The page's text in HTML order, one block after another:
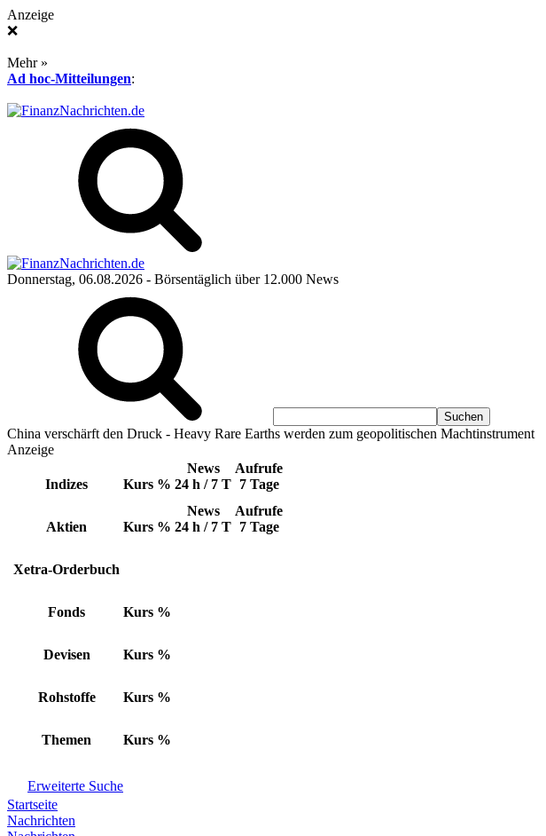
Anzeige
❌
Mehr »
Ad hoc-Mitteilungen:
Donnerstag, 06.08.2026 - Börsentäglich über 12.000 News
China verschärft den Druck - Heavy Rare Earths werden zum geopolitischen Machtinstrument
Anzeige
Indizes Kurs %
News
24 h / 7 T
Aufrufe
7 Tage
Aktien Kurs %
News
24 h / 7 T
Aufrufe
7 Tage
Xetra-Orderbuch
Fonds Kurs %
Devisen Kurs %
Rohstoffe Kurs %
Themen Kurs %
Erweiterte Suche
Startseite
Nachrichten